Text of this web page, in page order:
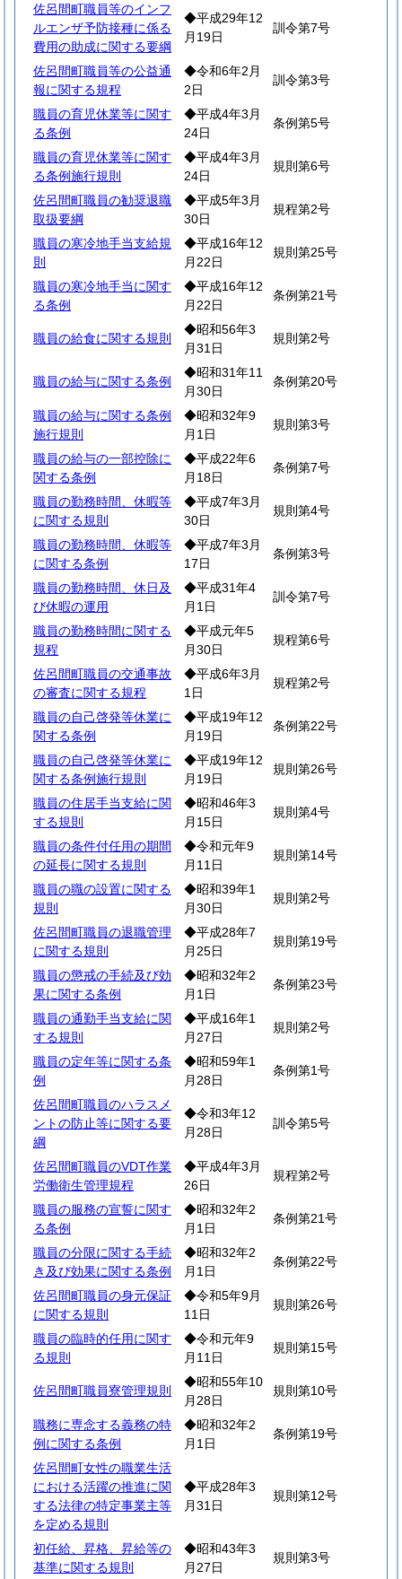
佐呂間町職員等のインフ
ルエンザ予防接種に係る
費用の助成に関する要綱
◆平成29年12
月19日
訓令第7号
佐呂間町職員等の公益通
報に関する規程
◆令和6年2月
2日
訓令第3号
職員の育児休業等に関す
る条例
◆平成4年3月
24日
条例第5号
職員の育児休業等に関す
る条例施行規則
◆平成4年3月
24日
規則第6号
佐呂間町職員の勧奨退職
取扱要綱
◆平成5年3月
30日
規程第2号
職員の寒冷地手当支給規
則
◆平成16年12
月22日
規則第25号
職員の寒冷地手当に関す
る条例
◆平成16年12
月22日
条例第21号
職員の給食に関する規則
◆昭和56年3
月31日
規則第2号
職員の給与に関する条例
◆昭和31年11
月30日
条例第20号
職員の給与に関する条例
施行規則
◆昭和32年9
月1日
規則第3号
職員の給与の一部控除に
関する条例
◆平成22年6
月18日
条例第7号
職員の勤務時間、休暇等
に関する規則
◆平成7年3月
30日
規則第4号
職員の勤務時間、休暇等
に関する条例
◆平成7年3月
17日
条例第3号
職員の勤務時間、休日及
び休暇の運用
◆平成31年4
月1日
訓令第7号
職員の勤務時間に関する
規程
◆平成元年5
月30日
規程第6号
佐呂間町職員の交通事故
の審査に関する規程
◆平成6年3月
1日
規程第2号
職員の自己啓発等休業に
関する条例
◆平成19年12
月19日
条例第22号
職員の自己啓発等休業に
関する条例施行規則
◆平成19年12
月19日
規則第26号
職員の住居手当支給に関
する規則
◆昭和46年3
月15日
規則第4号
職員の条件付任用の期間
の延長に関する規則
◆令和元年9
月11日
規則第14号
職員の職の設置に関する
規則
◆昭和39年1
月30日
規則第2号
佐呂間町職員の退職管理
に関する規則
◆平成28年7
月25日
規則第19号
職員の懲戒の手続及び効
果に関する条例
◆昭和32年2
月1日
条例第23号
職員の通勤手当支給に関
する規則
◆平成16年1
月27日
規則第2号
職員の定年等に関する条
例
◆昭和59年1
月28日
条例第1号
佐呂間町職員のハラスメ
ントの防止等に関する要
綱
◆令和3年12
月28日
訓令第5号
佐呂間町職員のVDT作業
労働衛生管理規程
◆平成4年3月
26日
規程第2号
職員の服務の宣誓に関す
る条例
◆昭和32年2
月1日
条例第21号
職員の分限に関する手続
き及び効果に関する条例
◆昭和32年2
月1日
条例第22号
佐呂間町職員の身元保証
に関する規則
◆令和5年9月
11日
規則第26号
職員の臨時的任用に関す
る規則
◆令和元年9
月11日
規則第15号
佐呂間町職員寮管理規則
◆昭和55年10
月28日
規則第10号
職務に専念する義務の特
例に関する条例
◆昭和32年2
月1日
条例第19号
佐呂間町女性の職業生活
における活躍の推進に関
する法律の特定事業主等
を定める規則
◆平成28年3
月31日
規則第12号
初任給、昇格、昇給等の
基準に関する規則
◆昭和43年3
月27日
規則第3号